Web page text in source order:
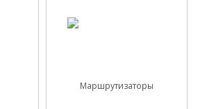
Маршрутизаторы